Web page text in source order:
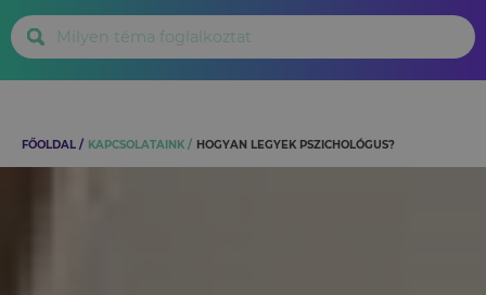
FŐOLDAL KAPCSOLATAINK HOGYAN LEGYEK PSZICHOLÓGUS?